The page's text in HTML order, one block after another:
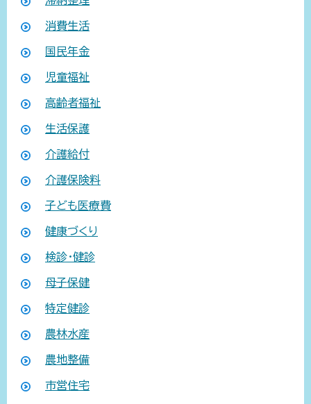
消費生活
国民年金
児童福祉
高齢者福祉
生活保護
介護給付
介護保険料
子ども医療費
健康づくり
検診・健診
母子保健
特定健診
農林水産
農地整備
市営住宅